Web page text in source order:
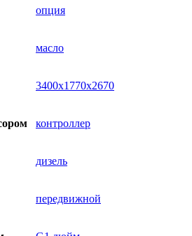
опция
масло
3400х1770х2670
контроллер
дизель
передвижной